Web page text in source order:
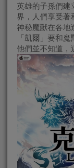
英雄的子孫們建
界，人們享受著
神秘魔獸在各地
「凱爾」要和
他們並不知道，